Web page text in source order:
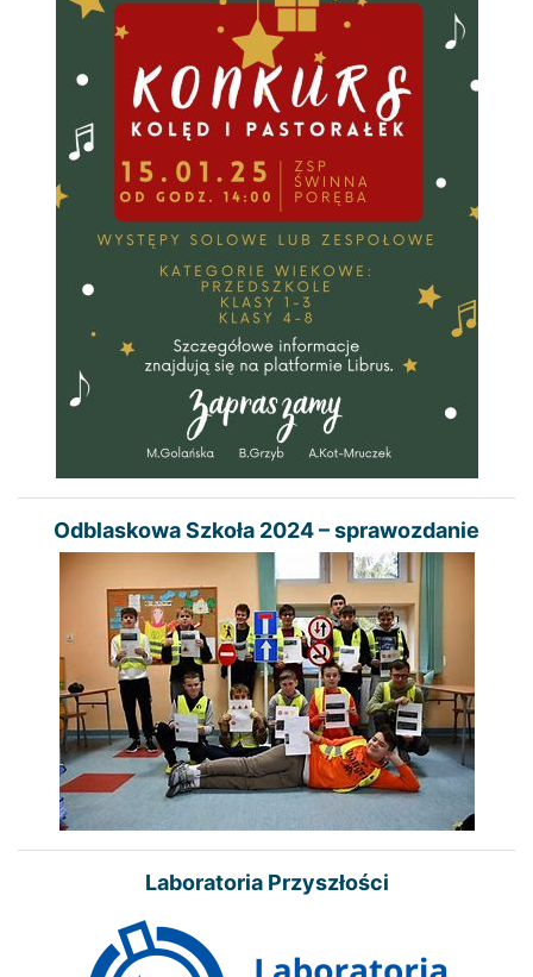
Odblaskowa Szkoła 2024 – sprawozdanie
Laboratoria Przyszłości